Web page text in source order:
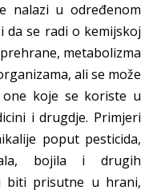
nalazi u određenom
da se radi o kemijskoj
metabolizma
ali se može
koje se koriste u
i drugdje. Primjeri
poput pesticida,
bojila i drugih
biti prisutne u hrani,